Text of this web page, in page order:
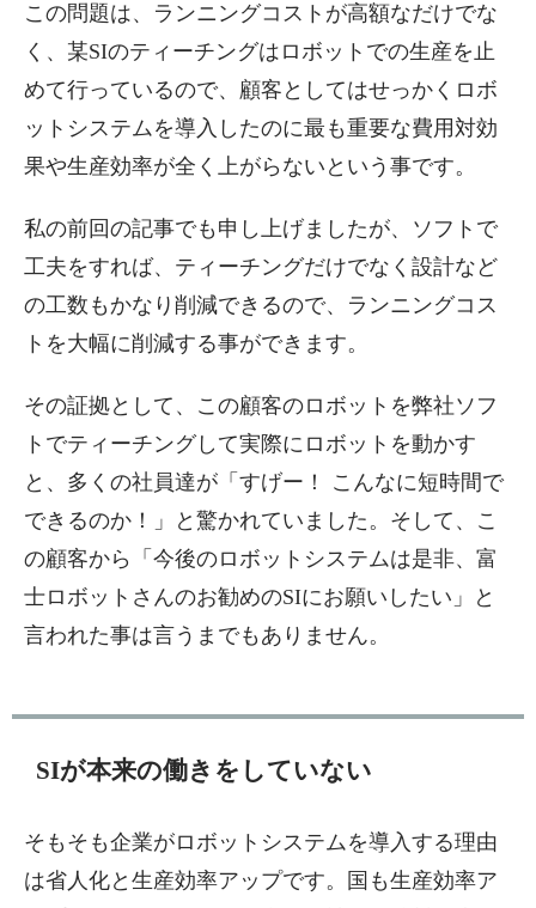
この問題は、ランニングコストが高額なだけでな
く、某SIのティーチングはロボットでの生産を止
めて行っているので、顧客としてはせっかくロボ
ットシステムを導入したのに最も重要な費用対効
果や生産効率が全く上がらないという事です。
私の前回の記事でも申し上げましたが、ソフトで
工夫をすれば、ティーチングだけでなく設計など
の工数もかなり削減できるので、ランニングコス
トを大幅に削減する事ができます。
その証拠として、この顧客のロボットを弊社ソフ
トでティーチングして実際にロボットを動かす
と、多くの社員達が「すげー！ こんなに短時間で
できるのか！」と驚かれていました。そして、こ
の顧客から「今後のロボットシステムは是非、富
士ロボットさんのお勧めのSIにお願いしたい」と
言われた事は言うまでもありません。
SIが本来の働きをしていない
そもそも企業がロボットシステムを導入する理由
は省人化と生産効率アップです。国も生産効率ア